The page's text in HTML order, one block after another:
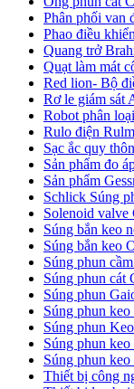
Phân phối van
Phao điều
Quang trở
Quạt làm mát
Red lion- Bộ
Rơ le giám sát
Robot phân
Rulo điện
Sạc ắc quy
Sản phẩm đo
Sản phẩm
Schlick Súng
Solenoid
Súng bắn keo
Súng bắn keo
Súng phun
Súng phun cát
Súng phun
Súng phun
Súng phun
Súng phun
Súng phun
Thiết bị công